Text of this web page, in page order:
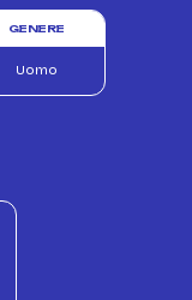
GENERE
Uomo